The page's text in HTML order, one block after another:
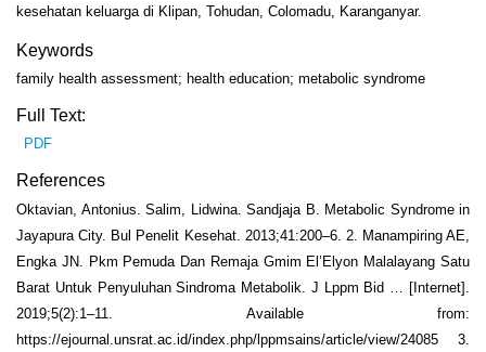
kesehatan keluarga di Klipan, Tohudan, Colomadu, Karanganyar.
Keywords
family health assessment; health education; metabolic syndrome
Full Text:
PDF
References
Oktavian, Antonius. Salim, Lidwina. Sandjaja B. Metabolic Syndrome in
Jayapura City. Bul Penelit Kesehat. 2013;41:200–6. 2. Manampiring AE,
Engka JN. Pkm Pemuda Dan Remaja Gmim El’Elyon Malalayang Satu
Barat Untuk Penyuluhan Sindroma Metabolik. J Lppm Bid … [Internet].
2019;5(2):1–11. Available from:
https://ejournal.unsrat.ac.id/index.php/lppmsains/article/view/24085 3.